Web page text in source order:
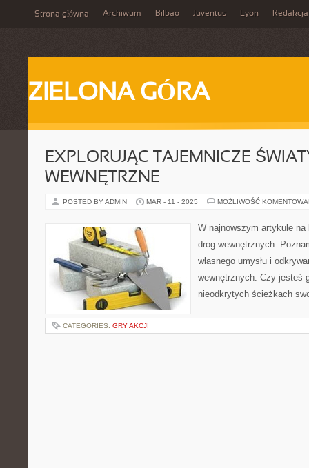
Strona główna Archiwum Bilbao Juventus Lyon Redakcja
ZIELONA GÓRA
EXPLORUJĄC TAJEMNICZE
WEWNĘTRZNE
POSTED BY ADMIN MAR - 11 - 2025 MOŻLIWOŚĆ
W najnowszym artykule
drog wewnętrznych.
własnego umysłu i
wewnętrznych. Czy jesteś
nieodkrytych ścieżkach
CATEGORIES: GRY AKCJI